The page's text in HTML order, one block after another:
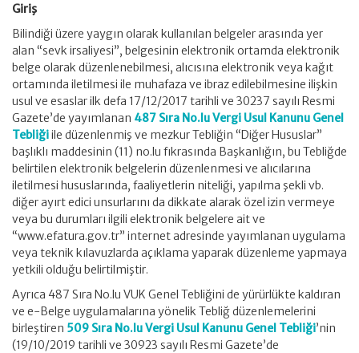
Giriş
Bilindiği üzere yaygın olarak kullanılan belgeler arasında yer
alan “sevk irsaliyesi”, belgesinin elektronik ortamda elektronik
belge olarak düzenlenebilmesi, alıcısına elektronik veya kağıt
ortamında iletilmesi ile muhafaza ve ibraz edilebilmesine ilişkin
usul ve esaslar ilk defa 17/12/2017 tarihli ve 30237 sayılı Resmi
Gazete’de yayımlanan 487 Sıra No.lu Vergi Usul Kanunu Genel
Tebliğiile düzenlenmiş ve mezkur Tebliğin “Diğer Hususlar”
başlıklı maddesinin (11) no.lu fıkrasında Başkanlığın, bu Tebliğde
belirtilen elektronik belgelerin düzenlenmesi ve alıcılarına
iletilmesi hususlarında, faaliyetlerin niteliği, yapılma şekli vb.
diğer ayırt edici unsurlarını da dikkate alarak özel izin vermeye
veya bu durumları ilgili elektronik belgelere ait ve
“www.efatura.gov.tr” internet adresinde yayımlanan uygulama
veya teknik kılavuzlarda açıklama yaparak düzenleme yapmaya
yetkili olduğu belirtilmiştir.
Ayrıca 487 Sıra No.lu VUK Genel Tebliğini de yürürlükte kaldıran
ve e-Belge uygulamalarına yönelik Tebliğ düzenlemelerini
birleştiren 509 Sıra No.lu Vergi Usul Kanunu Genel Tebliği’nin
(19/10/2019 tarihli ve 30923 sayılı Resmi Gazete’de